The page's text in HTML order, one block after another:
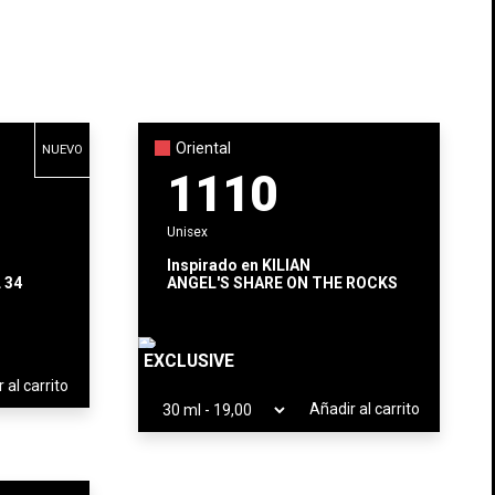
34
NUEVO
al carrito
Oriental
1110
Unisex
Inspirado en KILIAN
ANGEL'S SHARE ON THE ROCKS
EXCLUSIVE
Añadir al carrito